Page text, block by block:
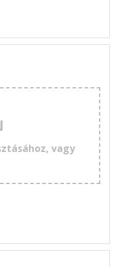
vagy